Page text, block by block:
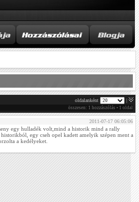
oldalanként |
összesen: 1 hozzászólás • 1 oldal
2011-07-17 06:05:06
egy hulladék volt,mind a historik mind a rally
egy cseh opel kadett amelyik szépen ment a
a kedélyeket.